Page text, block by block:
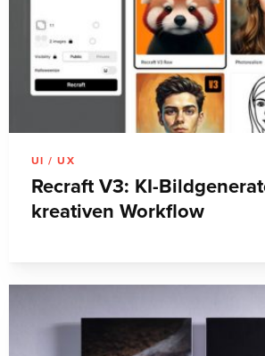
UI / UX
Recraft V3: KI-
kreativen Workflow